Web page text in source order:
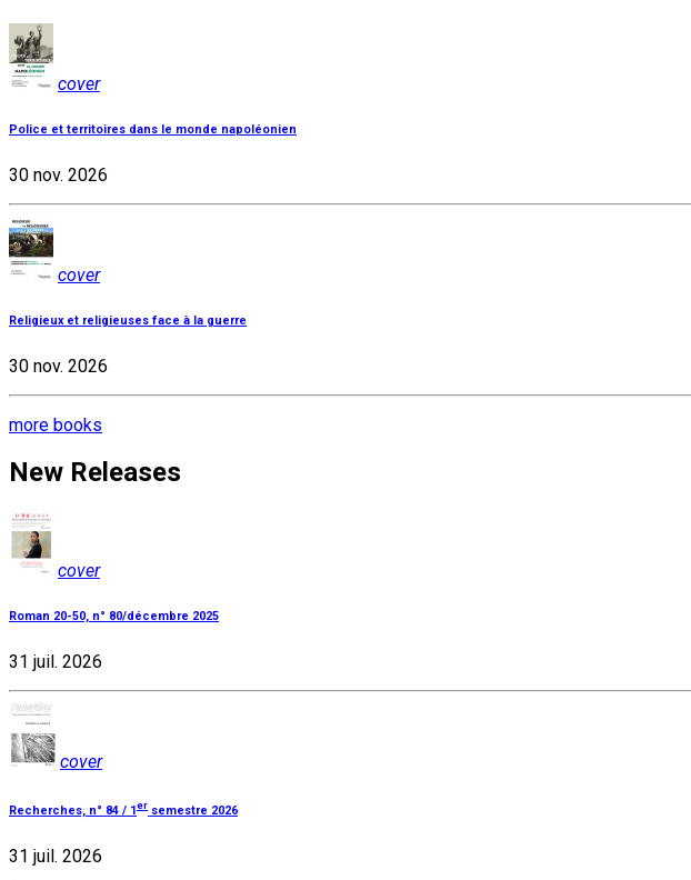
cover
Police et territoires dans le monde napoléonien
30 nov. 2026
cover
Religieux et religieuses face à la guerre
30 nov. 2026
more books
New Releases
cover
Roman 20-50, n° 80/décembre 2025
31 juil. 2026
cover
Recherches, n° 84 / 1er semestre 2026
31 juil. 2026